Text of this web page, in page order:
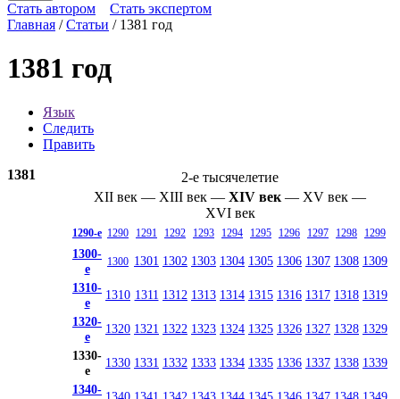
Стать автором
Стать экспертом
Главная /Статьи / 1381 год
1381 год
Язык
Следить
Править
2-е тысячелетие
XII век — XIII век — XIV век — XV век —
XVI век
1290-е 1290 1291 1292 1293 1294 1295 1296 1297 1298 1299
1300-
е
1300 1301 1302 1303 1304 1305 1306 1307 1308 1309
1310-
е
1310 1311 1312 1313 1314 1315 1316 1317 1318 1319
1320-
е
1320 1321 1322 1323 1324 1325 1326 1327 1328 1329
1330-
е
1330 1331 1332 1333 1334 1335 1336 1337 1338 1339
1340-
1381